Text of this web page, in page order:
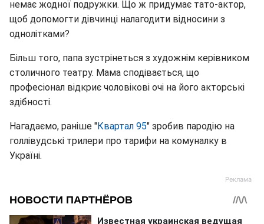
немає жодної подружки. Що ж придумає тато-актор,
щоб допомогти дівчинці налагодити відносини з
однолітками?
Більш того, папа зустрінеться з художнім керівником
столичного театру. Мама сподівається, що
професіонал відкриє чоловікові очі на його акторські
здібності.
Нагадаємо, раніше "Квартал 95" зробив пародію на
голлівудські трилери про тарифи на комуналку в
Україні.